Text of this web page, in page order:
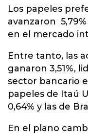
Los papeles
avanzaron
en el mercado
Entre tanto, las
ganaron 3,51%,
sector bancario
papeles de Itaú
0,64% y las de
En el plano